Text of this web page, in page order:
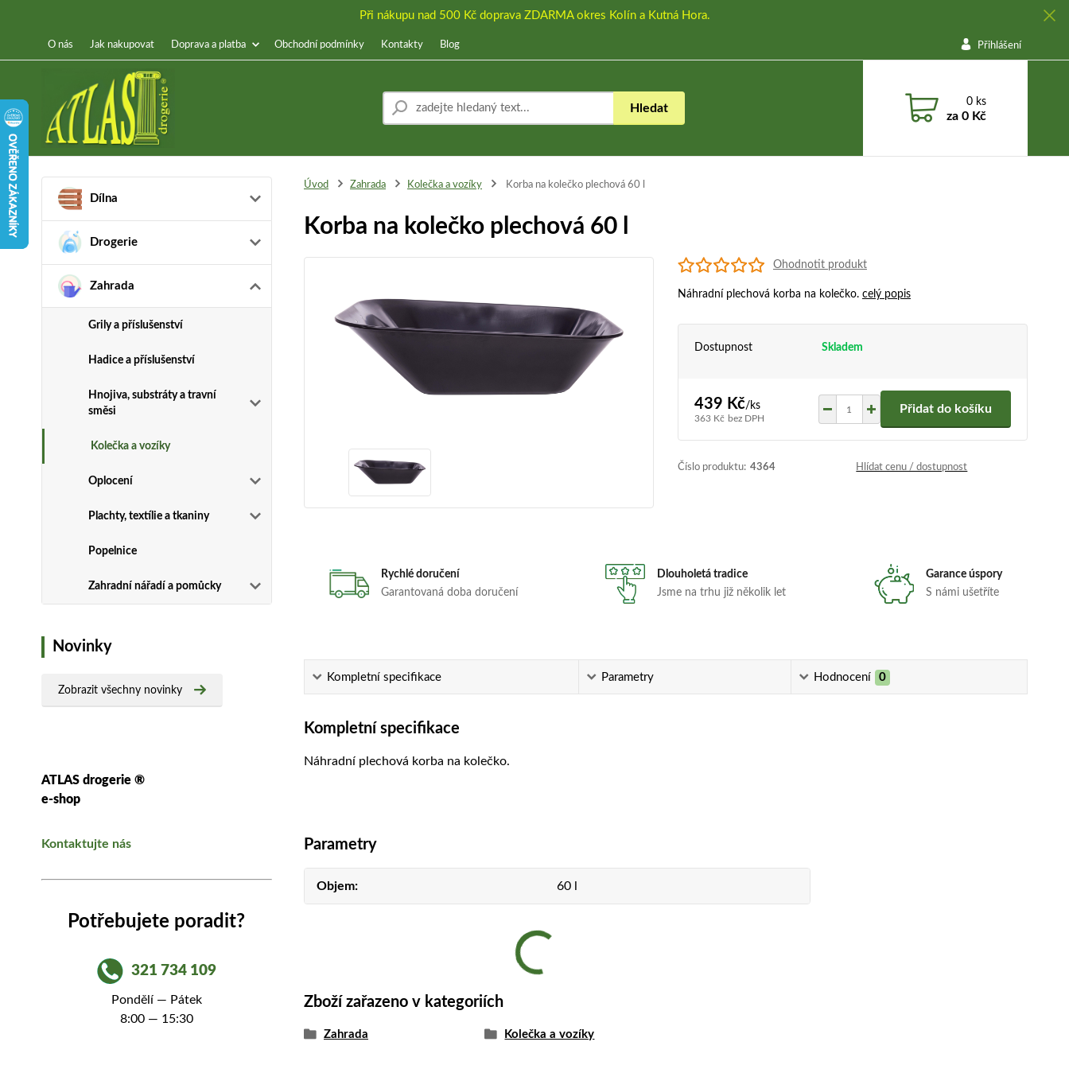
Při nákupu nad 500 Kč doprava ZDARMA okres Kolín a Kutná Hora.
O nás Jak nakupovat Doprava a platba Obchodní podmínky Kontakty Blog Přihlášení
Hledat 0 ks
za0 Kč
Dílna
Drogerie
Zahrada
Grily a příslušenství
Hadice a příslušenství
Hnojiva, substráty a travní
směsi
Kolečka a vozíky
Oplocení
Plachty, textílie a tkaniny
Popelnice
Zahradní nářadí a pomůcky
Novinky
Zobrazit všechny novinky
ATLAS drogerie ®
e-shop
Kontaktujte nás
Potřebujete poradit?
321 734 109
Pondělí — Pátek
8:00 — 15:30
Úvod Zahrada Kolečka a vozíky Korba na kolečko plechová 60 l
Korba na kolečko plechová 60 l
Ohodnotit produkt
Náhradní plechová korba na kolečko. celý popis
Dostupnost Skladem
439 Kč/ks
363 Kč bez DPH
Přidat do košíku
Číslo produktu: 4364 Hlídat cenu / dostupnost
Rychlé doručení
Garantovaná doba doručení
Dlouholetá tradice
Jsme na trhu již několik let
Garance úspory
S námi ušetříte
Kompletní specifikace Parametry Hodnocení 0
Kompletní specifikace
Náhradní plechová korba na kolečko.
Parametry
Objem 60 l
Zboží zařazeno v kategoriích
Zahrada Kolečka a vozíky